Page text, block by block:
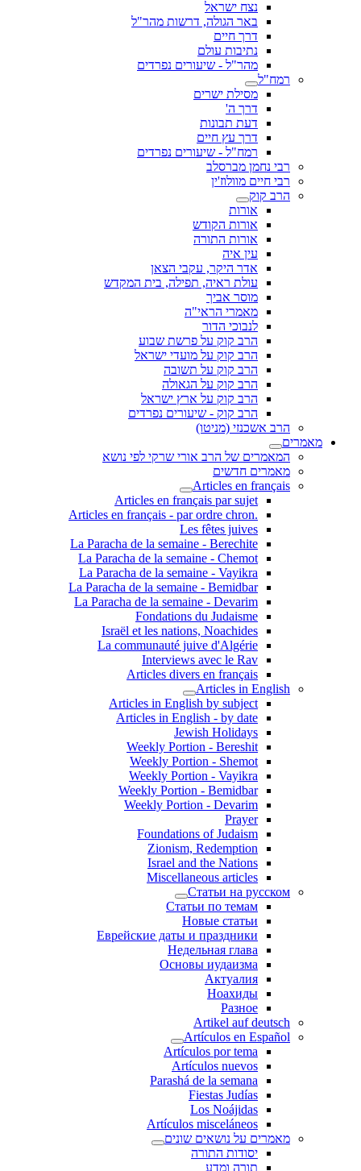
נצח ישראל
באר הגולה, דרשות מהר"ל
דרך חיים
נתיבות עולם
מהר"ל - שיעורים נפרדים
רמח"ל
מסילת ישרים
דרך ה'
דעת תבונות
דרך עץ חיים
רמח"ל - שיעורים נפרדים
רבי נחמן מברסלב
רבי חיים מוולוז'ין
הרב קוק
אורות
אורות הקודש
אורות התורה
עין איה
אדר היקר, עקבי הצאן
עולת ראיה, תפילה, בית המקדש
מוסר אביך
מאמרי הראי"ה
לנבוכי הדור
הרב קוק על פרשת שבוע
הרב קוק על מועדי ישראל
הרב קוק על תשובה
הרב קוק על הגאולה
הרב קוק על ארץ ישראל
הרב קוק - שיעורים נפרדים
הרב אשכנזי (מניטו)
מאמרים
המאמרים של הרב אורי שרקי לפי נושא
מאמרים חדשים
Articles en français
Articles en français par sujet
.Articles en français - par ordre chron
Les fêtes juives
La Paracha de la semaine - Berechite
La Paracha de la semaine - Chemot
La Paracha de la semaine - Vayikra
La Paracha de la semaine - Bemidbar
La Paracha de la semaine - Devarim
Fondations du Judaisme
Israël et les nations, Noachides
La communauté juive d'Algérie
Interviews avec le Rav
Articles divers en français
Articles in English
Articles in English by subject
Articles in English - by date
Jewish Holidays
Weekly Portion - Bereshit
Weekly Portion - Shemot
Weekly Portion - Vayikra
Weekly Portion - Bemidbar
Weekly Portion - Devarim
Prayer
Foundations of Judaism
Zionism, Redemption
Israel and the Nations
Miscellaneous articles
Статьи на русском
Статьи по темам
Новые статьи
Еврейские даты и праздники
Недельная глава
Основы иудаизма
Актуалия
Ноахиды
Разное
Artikel auf deutsch
Artículos en Español
Artículos por tema
Artículos nuevos
Parashá de la semana
Fiestas Judías
Los Noájidas
Artículos misceláneos
מאמרים על נושאים שונים
יסודות התורה
תורה ומדע